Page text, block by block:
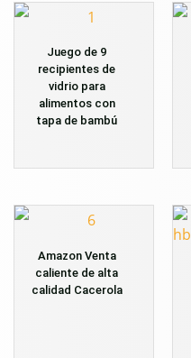
Juego de 9
recipientes de
vidrio para
alimentos con
tapa de bambú
Amazon Venta
caliente de alta
calidad Cacerola